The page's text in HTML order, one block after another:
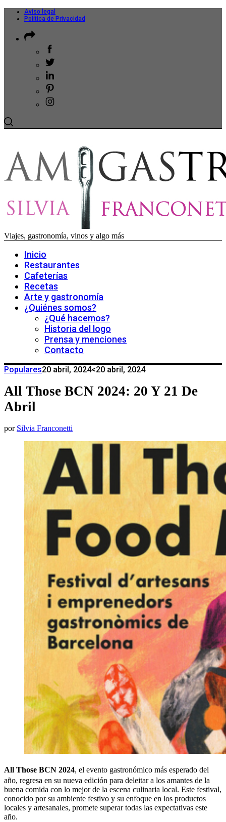
Aviso legal
Política de Privacidad
Viajes, gastronomía, vinos y algo más
Inicio
Restaurantes
Cafeterías
Recetas
Arte y gastronomía
¿Quiénes somos?
¿Qué hacemos?
Historia del logo
Prensa y menciones
Contacto
Populares20 abril, 2024<20 abril, 2024
All Those BCN 2024: 20 Y 21 De
Abril
por Silvia Franconetti
All Those BCN 2024, el evento gastronómico más esperado del
año, regresa en su nueva edición para deleitar a los amantes de la
buena comida con lo mejor de la escena culinaria local. Este festival,
conocido por su ambiente festivo y su enfoque en los productos
locales y artesanales, promete superar todas las expectativas este
año.